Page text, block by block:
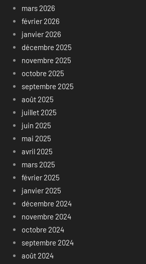
mars 2026
février 2026
janvier 2026
décembre 2025
novembre 2025
octobre 2025
septembre 2025
août 2025
juillet 2025
juin 2025
mai 2025
avril 2025
mars 2025
février 2025
janvier 2025
décembre 2024
novembre 2024
octobre 2024
septembre 2024
août 2024